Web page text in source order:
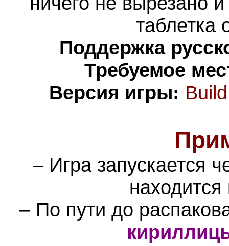
таблетка
Поддержка
Требуемое
Версия игры:
– Игра запускается
находится
– По пути до